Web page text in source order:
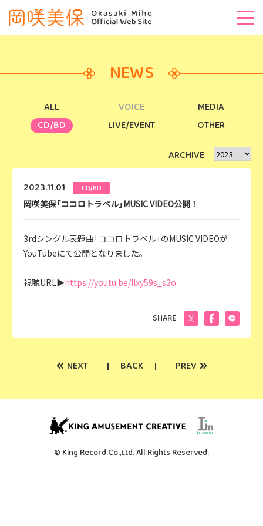
NEWS
ALL VOICE
MEDIA
CD/BD
LIVE/EVENT OTHER
ARCHIVE
2023.11.01 CD/BD
岡咲美保「ココロトラベル」MUSIC VIDEO公開！
3rdシングル表題曲「ココロトラベル」のMUSIC VIDEOが
YouTubeにて公開となりました。
視聴URL▶https://youtu.be/Ilxy59s_s2o
SHARE
« NEXT BACK PREV »
© King Record.Co.,Ltd. All Rights Reserved.